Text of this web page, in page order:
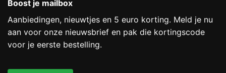
Boost je mailbox
Aanbiedingen, nieuwtjes en 5 euro korting. Meld je nu
aan voor onze nieuwsbrief en pak die kortingscode
voor je eerste bestelling.